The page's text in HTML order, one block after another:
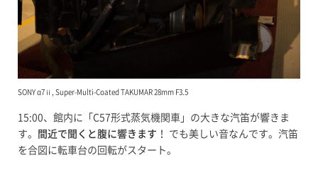
SONY α7ⅱ, Super-Multi-Coated TAKUMAR 28mm F3.5
15:00、館内に「C57形式蒸気機関車」の大きな汽笛が響きま
す。
間近で聞くと腹に響きます ！ でも美しい音なんです。汽笛
を合図に転車台の回転がスタート。